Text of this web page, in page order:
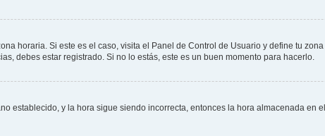
horaria. Si este es el caso, visita el Panel de Control de Usuario y define tu
debes estar registrado. Si no lo estás, este es un buen momento para hacerlo.
establecido, y la hora sigue siendo incorrecta, entonces la hora almacenada en